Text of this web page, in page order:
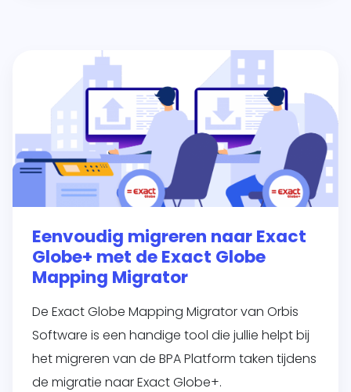
Eenvoudig migreren naar Exact
Globe+ met de Exact Globe
Mapping Migrator
De Exact Globe Mapping Migrator van Orbis
Software is een handige tool die jullie helpt bij
het migreren van de BPA Platform taken tijdens
de migratie naar Exact Globe+.